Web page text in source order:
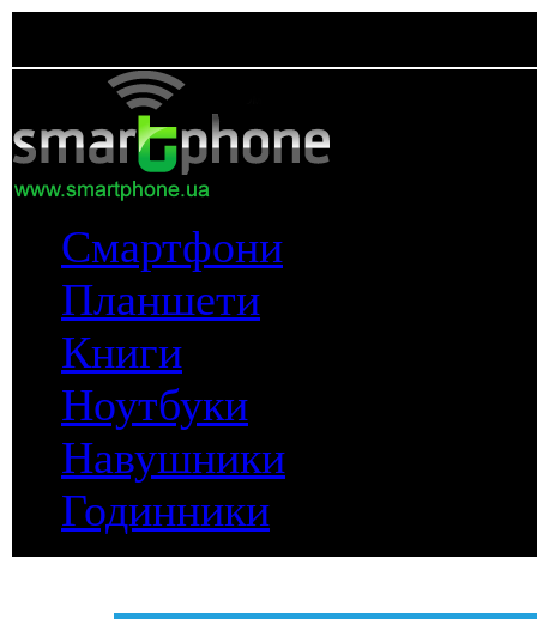
Смартфони
Планшети
Книги
Ноутбуки
Навушники
Годинники